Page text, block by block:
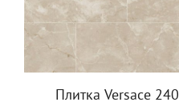
Плитка Versace